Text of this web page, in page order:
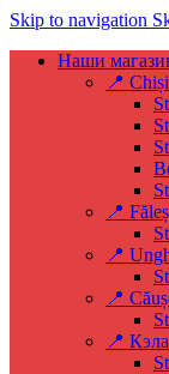
Skip to navigation
Наши
📍
📍
📍
📍
📍